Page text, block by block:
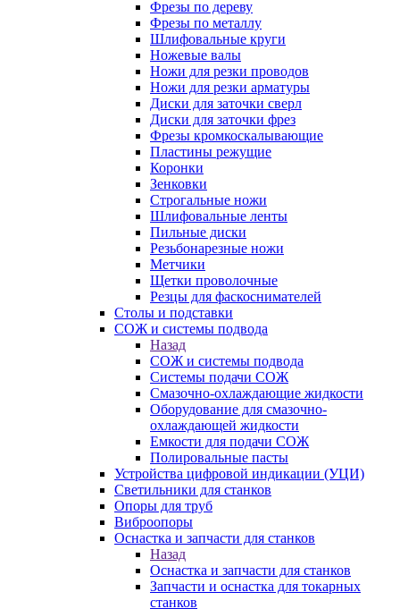
Фрезы по дереву
Фрезы по металлу
Шлифовальные круги
Ножевые валы
Ножи для резки проводов
Ножи для резки арматуры
Диски для заточки сверл
Диски для заточки фрез
Фрезы кромкоскалывающие
Пластины режущие
Коронки
Зенковки
Строгальные ножи
Шлифовальные ленты
Пильные диски
Резьбонарезные ножи
Метчики
Щетки проволочные
Резцы для фаскоснимателей
Столы и подставки
СОЖ и системы подвода
Назад
СОЖ и системы подвода
Системы подачи СОЖ
Смазочно-охлаждающие жидкости
Оборудование для смазочно-
охлаждающей жидкости
Емкости для подачи СОЖ
Полировальные пасты
Устройства цифровой индикации (УЦИ)
Светильники для станков
Опоры для труб
Виброопоры
Оснастка и запчасти для станков
Назад
Оснастка и запчасти для станков
Запчасти и оснастка для токарных
станков